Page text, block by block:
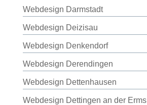
Webdesign Darmstadt
Webdesign Deizisau
Webdesign Denkendorf
Webdesign Derendingen
Webdesign Dettenhausen
Webdesign Dettingen an der Erms